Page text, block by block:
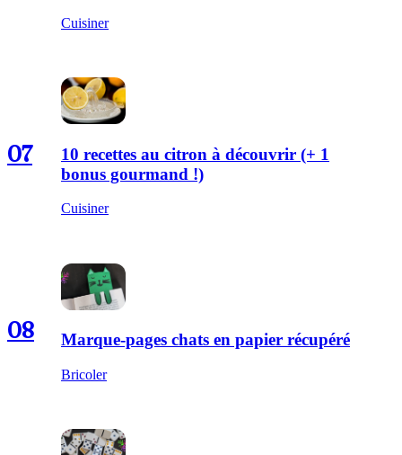
Cuisiner
07
10 recettes au citron à découvrir (+ 1
bonus gourmand !)
Cuisiner
08 Marque-pages chats en papier récupéré
Bricoler